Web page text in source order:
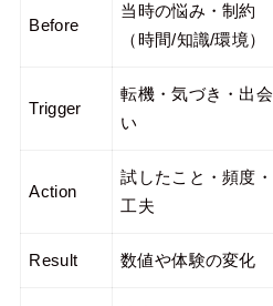
Before
当時の悩み・制約
（時間/知識/環境）
Trigger
転機・気づき・出会
い
Action
試したこと・頻度・
工夫
Result 数値や体験の変化